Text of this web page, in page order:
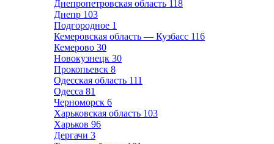
Днепропетровская область 118
Днепр 103
Подгородное 1
Кемеровская область — Кузбасс 116
Кемерово 30
Новокузнецк 30
Прокопьевск 8
Одесская область 111
Одесса 81
Черноморск 6
Харьковская область 103
Харьков 96
Дергачи 3